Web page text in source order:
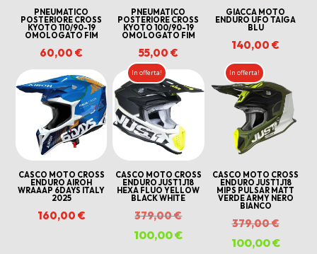
PNEUMATICO
POSTERIORE CROSS
KYOTO 110/90-19
OMOLOGATO FIM
60,00€
PNEUMATICO
POSTERIORE CROSS
KYOTO 100/90-19
OMOLOGATO FIM
55,00 €
GIACCA MOTO
ENDURO UFO TAIGA
BLU
140,00€
CASCO MOTO CROSS
ENDURO AIROH
WRAAAP 6DAYS ITALY
2025
160,00 €
In offerta!
CASCO MOTO CROSS
ENDURO JUST1 J18
HEXA FLUO YELLOW
BLACK WHITE
379,00€Il
prezzo
100,00€Il
In offerta!
CASCO MOTO CROSS
ENDURO JUST1 J18
MIPS PULSAR MATT
VERDE ARMY NERO
BIANCO
379,00€Il
prezzo
100,00€Il